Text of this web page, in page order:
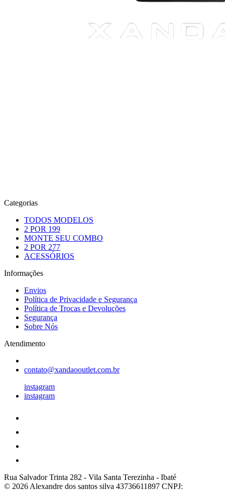
Categorias
TODOS MODELOS
2 POR 199
MONTE SEU COMBO
2 POR 277
ACESSÓRIOS
Informações
Envios
Política de Privacidade e Segurança
Política de Trocas e Devoluções
Segurança
Sobre Nós
Atendimento
contato@xandaooutlet.com.br
instagram
instagram
Rua Salvador Trinta 282 - Vila Santa Terezinha - Ibaté
© 2026 Alexandre dos santos silva 43736611897 CNPJ: